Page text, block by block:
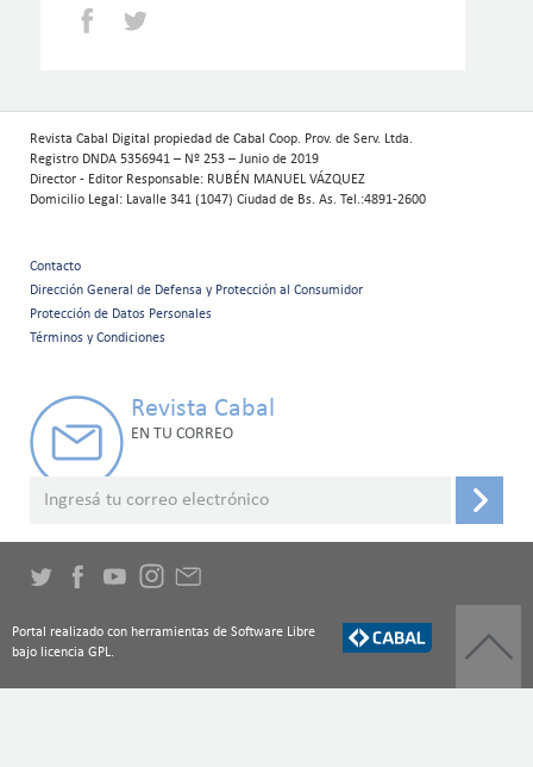
Facebook
Revista Cabal Digital propiedad de Cabal Coop. Prov. de Serv. Ltda.
Registro DNDA 5356941 – Nº 253 – Junio de 2019
Director - Editor Responsable: RUBÉN MANUEL VÁZQUEZ
Domicilio Legal: Lavalle 341 (1047) Ciudad de Bs. As. Tel.:4891-2600
Menú
secundario
Contacto
Dirección General de Defensa y Protección al Consumidor
Protección de Datos Personales
Términos y Condiciones
Revista Cabal
EN TU CORREO
Portal realizado con herramientas de Software Libre
bajo licencia GPL.